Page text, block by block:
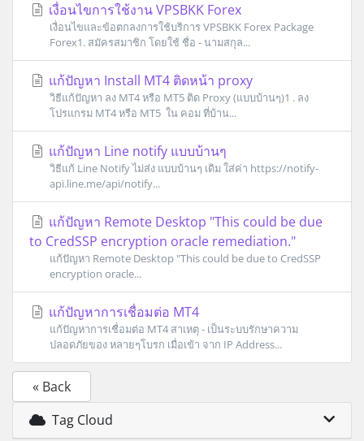
เงื่อนไขการใช้งาน VPSBKK Forex
เงื่อนไขและข้อตกลงการใช้บริการ VPSBKK Forex Package
Forex1. สมัครสมาชิก โดยใช้ ชื่อ - นามสกุล...
แก้ปัญหา Install MT4 ติดหน้า proxy
วิธีแก้ปัญหา ลง MT4 หรือ MT5 ติด Proxy (แบบบ้านๆ)1 . ลง
โปรแกรม MT4 หรือ MT5 ใน คอม ที่บ้าน...
แก้ปัญหา Line notify แบบบ้านๆ
วิธีแก้ Line Notify ไม่ส่ง แบบบ้านๆ เดิม ใส่ค่า https://notify-
api.line.me/api/notify...
แก้ปัญหา Remote Desktop "This could be due
to CredSSP encryption oracle remediation."
แก้ปัญหา Remote Desktop "This could be due to CredSSP
encryption oracle...
แก้ปัญหาการเชื่อมต่อ MT4
แก้ปัญหาการเชื่อมต่อ MT4 สาเหตุ - เป็นระบบรักษาความ
ปลอดภัยของ หลายๆโบรก เมื่อเข้า จาก IP Address...
« Back
Tag Cloud